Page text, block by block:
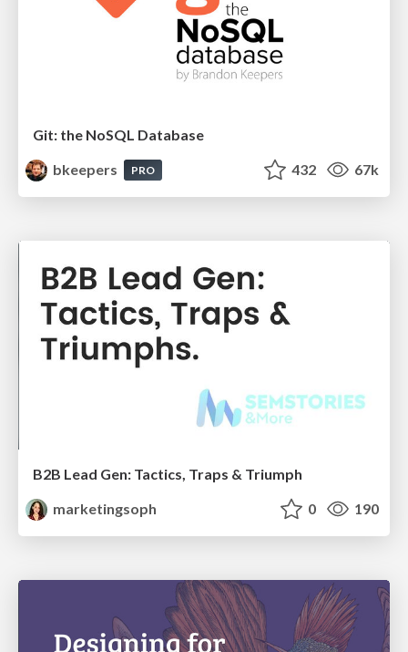
Git: the NoSQL Database
bkeepers
PRO 432 67k
B2B Lead Gen: Tactics, Traps & Triumph
marketingsoph
0 190